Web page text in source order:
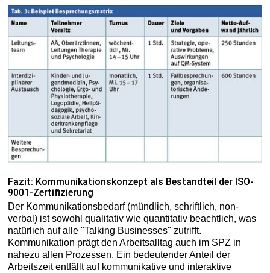
Fazit: Kommunikationskonzept als Bestandteil der ISO-
9001-Zertifizierung
Der Kommunikationsbedarf (mündlich, schriftlich, non-
verbal) ist sowohl qualitativ wie quantitativ beachtlich, was
natürlich auf alle "Talking Businesses" zutrifft.
Kommunikation prägt den Arbeitsalltag auch im SPZ in
nahezu allen Prozessen. Ein bedeutender Anteil der
Arbeitszeit entfällt auf kommunikative und interaktive